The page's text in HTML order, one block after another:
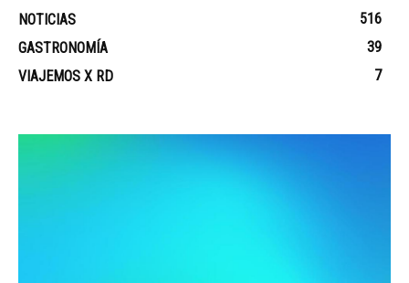
NOTICIAS
516
GASTRONOMÍA
39
VIAJEMOS X RD
7